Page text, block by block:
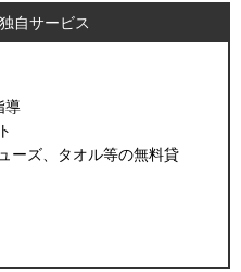
自サービス
導
ーズ、タオル等の無料貸